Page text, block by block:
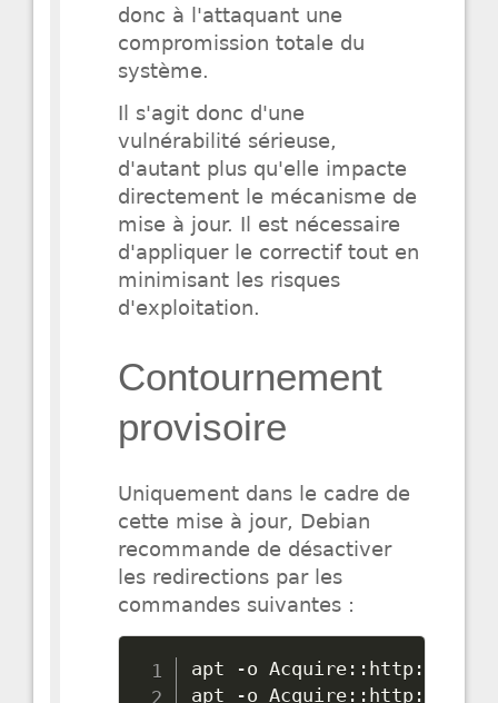
donc à l'attaquant une
compromission totale du
système.
Il s'agit donc d'une
vulnérabilité sérieuse,
d'autant plus qu'elle impacte
directement le mécanisme de
mise à jour. Il est nécessaire
d'appliquer le correctif tout en
minimisant les risques
d'exploitation.
Contournement
provisoire
Uniquement dans le cadre de
cette mise à jour, Debian
recommande de désactiver
les redirections par les
commandes suivantes :
apt -o Acquire : : http :
apt
-o Acquire : : http :